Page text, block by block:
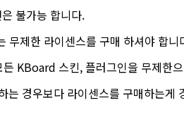
불가능 합니다.
무제한 라이센스를 구매 하셔야 합니
KBoard 스킨, 플러그인을 무제한
경우보다 라이센스를 구매하는게